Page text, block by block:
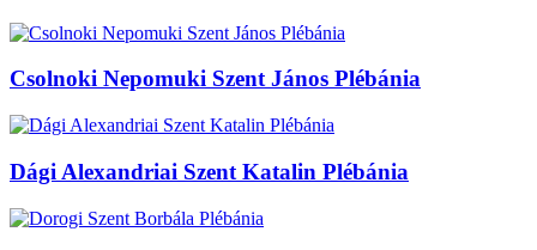
Csolnoki Nepomuki Szent János Plébánia
Dági Alexandriai Szent Katalin Plébánia